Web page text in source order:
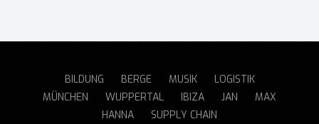
BILDUNG BERGE MUSIK
LOGISTIK
MÜNCHEN
WUPPERTAL IBIZA JAN
MAX
HANNA
SUPPLY CHAIN